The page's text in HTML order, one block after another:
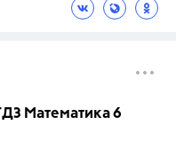
Математика 6